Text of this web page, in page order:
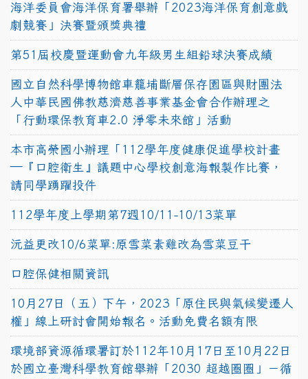
海洋委員會海洋保育署舉辦「2023海洋保育創意戲
劇競賽」決賽暨頒獎典禮
第51屆校慶暨運動會九年級男生組鉛球決賽成績
國立自然科學博物館車籠埔斷層保存園區與財團法
人中華民國佛教慈濟慈善事業基金會合作辦理之
「行動環保教育車2.0 淨零未來館」活動
本市高榮國小辦理「112學年度健康促進學校計畫
─『口腔衛生』議題中心學校創意海報製作比賽，
請同學踴躍投件
112學年度上學期第7週10/11-10/13菜單
沅益更改10/6菜單:原雪菜素雞改為雪菜豆干
口腔保健相關資訊
10月27日（五）下午，2023「原住民與氣候變遷人
權」線上研討會開始報名。活動免費名額有限
環境部資源循環署訂於112年10月17日至10月22日
於國立臺灣科學教育館舉辦「2030 超越圈圈」－循